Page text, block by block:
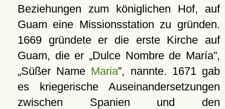
Beziehungen zum königlichen Hof, auf
Guam eine Missionsstation zu gründen.
1669 gründete er die erste Kirche auf
Guam, die er
Dulce Nombre de María ,
Süßer Name Maria , nannte. 1671 gab
es kriegerische Auseinandersetzungen
zwischen Spanien und den